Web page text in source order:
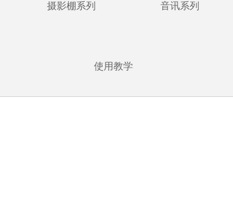
摄影棚系列 音讯系列
使用教学